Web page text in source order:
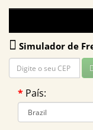
Simulador de
País: